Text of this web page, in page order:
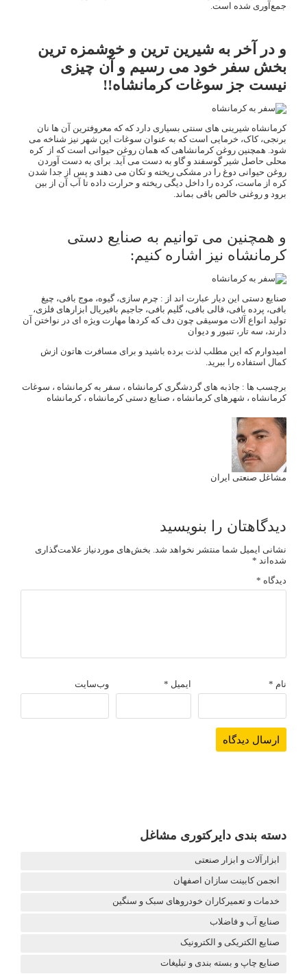
جمع‌آوری شده است.
و در آخر به شیرین ترین و خوشمزه ترین
بخش سفر خود می رسیم و آن چیزی
نیست جز سوغات کرمانشاه!!
کرمانشاه شیرینی های سنتی بسیاری دارد که که معروفترین آن ها نان
برنجی، کاک، خرمایی است که به عنوان سوغات این شهر نیز شناخه می
شود. همچنین روغن کرمانشاهی که همان روغن حیوانی است که از کره
محلی حاصل شیر گوسفند و گاو به دست می آید. برای به دست آوردن
روغن حیوانی دوغ را در مشکی ریخته و تکان می دهند و پس از جدا شدن
کره از ماست، کرده را داخل دیگی ریخته و حرارت داده تا آب آن از بین
برود و روغنی خالص باقی بماند.
و همچنین می توانیم به صنایع دستی
کرمانشاه نیز اشاره کنیم:
صنایع دستی این دیار عبارت اند از : چرم سازی، گیوه، موج بافی، چیغ
بافی، پرده بافی، قالی بافی، گلیم بافی، جاجیم بافیریال ابزارهای فلزی،
تولید انواع آلات موسیقی چون دف که کردها مهارت ویژه ای در نواختن آن
دارند، سه تار، تنبور و دیوان
امیدوارم که این مطلب لذت برده باشید و برای مسافرت هاتون ازش
کمال استفاده را ببرید.
برچسب ها : جاذبه های گردشگری کرمانشاه ، سفر به کرمانشاه ، سوغات
کرمانشاه ، شهرهای کرمانشاه ، صنایع دستی کرمانشاه ،کرمانشاه
مشاغل صنعتی ایران
دیدگاهتان را بنویسید
نشانی ایمیل شما منتشر نخواهد شد. بخش‌های موردنیاز علامت‌گذاری
شده‌اند *
دیدگاه *
نام * ایمیل * وب‌سایت
دسته بندی دایرکتوری مشاغل
ابزارآلات و ابزار صنعتی
انجمن کابینت سازان اصفهان
خدمات و تعمیرکاران خودروهای سبک و سنگین
صنایع آب و فاضلاب
صنایع الکتریکی و الکترونیک
صنایع چاپ و بسته بندی و تبلیغات